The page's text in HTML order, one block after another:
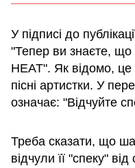
У підписі до
"Тепер ви знаєте,
HEAT". Як відомо, це
пісні артистки. У
означає: "Відчуйте
Треба сказати, що
відчули її "спеку"